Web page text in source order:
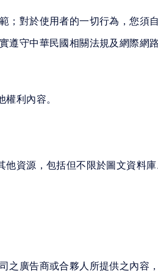
對於使用者的一切行為，您須
遵守中華民國相關法規及網際網
利內容。
資源，包括但不限於圖文資料
廣告商或合夥人所提供之內容